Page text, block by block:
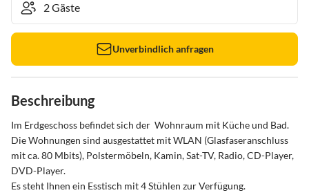
Unverbindlich anfragen
Beschreibung
Im Erdgeschoss befindet sich der  Wohnraum mit Küche und Bad.
Die Wohnungen sind ausgestattet mit WLAN (Glasfaseranschluss
mit ca. 80 Mbits), Polstermöbeln, Kamin, Sat-TV, Radio, CD-Player,
DVD-Player.
Es steht Ihnen ein Esstisch mit 4 Stühlen zur Verfügung.